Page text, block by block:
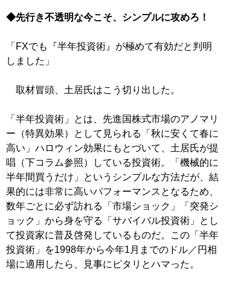
◆先行き不透明な今こそ、シンプルに攻めろ！
「FXでも『半年投資術』が極めて有効だと判明
しました」
取材冒頭、土居氏はこう切り出した。
「半年投資術」とは、先進国株式市場のアノマリ
ー（特異効果）として見られる「秋に安くて春に
高い」ハロウィン効果にもとづいて、土居氏が提
唱（下コラム参照）している投資術。「機械的に
半年間買うだけ」というシンプルな方法だが、結
果的には非常に高いパフォーマンスとなるため、
数年ごとに必ず訪れる「市場ショック」「突発シ
ョック」から身を守る「サバイバル投資術」とし
て投資家に普及啓発しているものだ。この「半年
投資術」を1998年から今年1月までのドル／円相
場に適用したら、見事にピタリとハマった。